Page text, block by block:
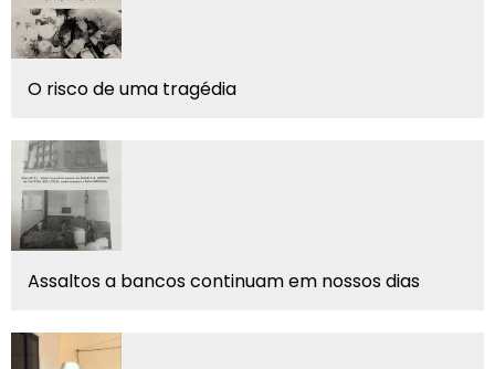
O risco de uma tragédia
Assaltos a bancos continuam em nossos dias